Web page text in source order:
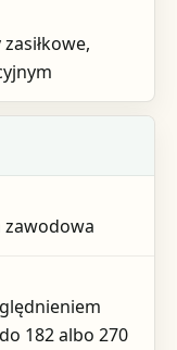
182 albo 270